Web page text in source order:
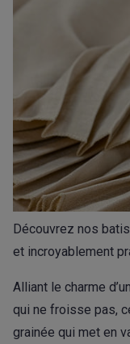
Découvrez nos
et incroyablement
Alliant le charme
qui ne froisse pas,
grainée qui met en